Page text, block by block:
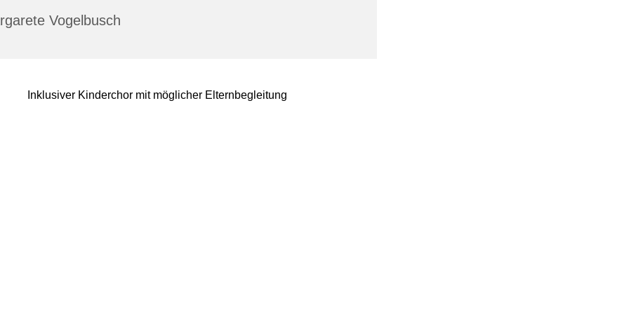
Vogelbusch
Inklusiver Kinderchor mit möglicher Elternbegleitung